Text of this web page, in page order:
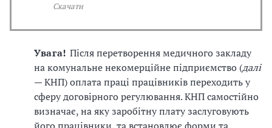
Скачати
Увага! Після перетворення медичного закладу
на комунальне некомерційне підприємство (далі
— КНП) оплата праці працівників переходить у
сферу договірного регулювання. КНП самостійно
визначає, на яку заробітну плату заслуговують